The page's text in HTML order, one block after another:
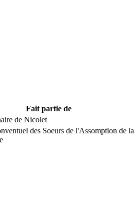
Fait partie de
de Nicolet
des Soeurs de l'Assomption de la